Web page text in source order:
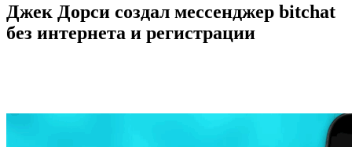
Джек Дорси создал мессенджер bitchat
без интернета и регистрации